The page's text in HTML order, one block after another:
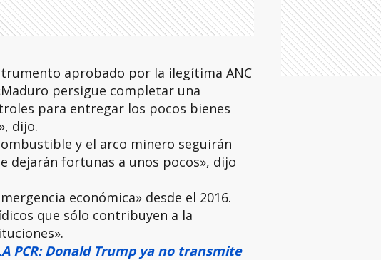
aprobado por la ilegítima ANC
persigue completar una
para entregar los pocos bienes
dijo.
y el arco minero seguirán
dejarán fortunas a unos pocos», dijo
económica» desde el 2016.
que sólo contribuyen a la
PCR: Donald Trump ya no transmite